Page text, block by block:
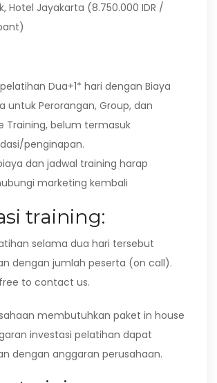
Hotel Jayakarta (8.750.000 IDR /
Dua+1* hari dengan Biaya
untuk Perorangan, Group, dan
Training, belum termasuk
penginapan.
dan jadwal training harap
marketing kembali
training:
selama dua hari tersebut
dengan jumlah peserta (on call).
to contact us.
membutuhkan paket in house
investasi pelatihan dapat
dengan anggaran perusahaan.